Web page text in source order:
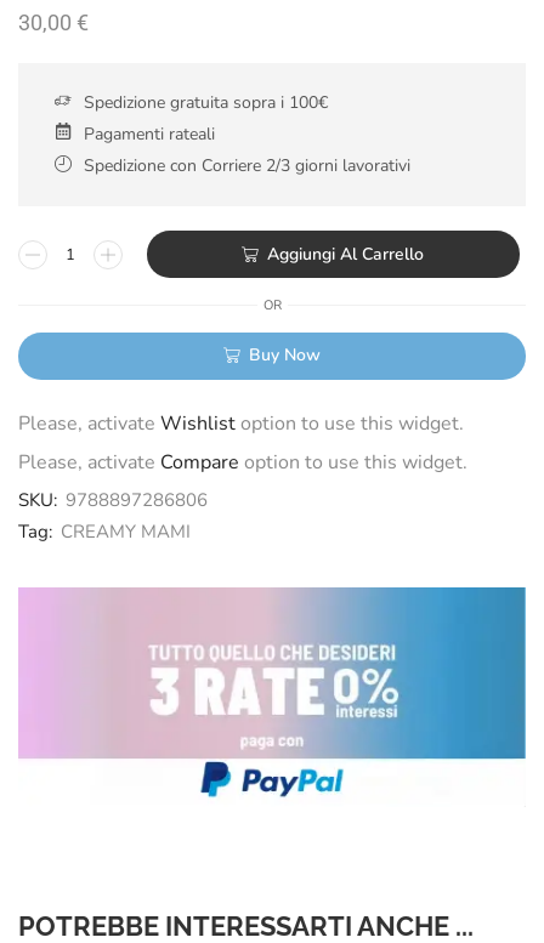
30,00 €
Spedizione gratuita sopra i 100€
Pagamenti rateali
Spedizione con Corriere 2/3 giorni lavorativi
Aggiungi Al Carrello
OR
Buy Now
Please, activate Wishlistoption to use this widget.
Please, activate Compare option to use this widget.
SKU: 9788897286806
Tag: CREAMY MAMI
POTREBBE INTERESSARTI ANCHE ...